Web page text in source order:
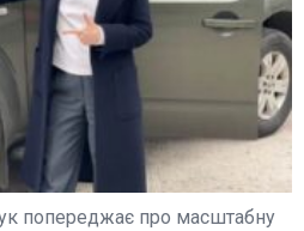
попереджає про масштабну